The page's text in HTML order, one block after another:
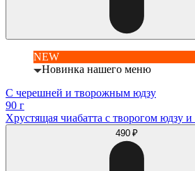
NEW
Новинка нашего меню
С черешней и творожным юдзу
90 г
Хрустящая чиабатта с творогом юдзу
490 ₽